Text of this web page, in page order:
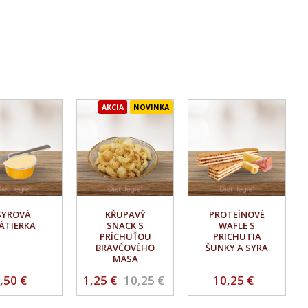
€
AKCIA NOVINKA
KŘUPAVÝ
SNACK S
PRÍCHUŤOU
BRAVČOVÉHO
MÄSA
1,25 € 10,25 €
PROTEÍNOVÉ
WAFLE S
PRICHUTIA
ŠUNKY A SYRA
10,25 €